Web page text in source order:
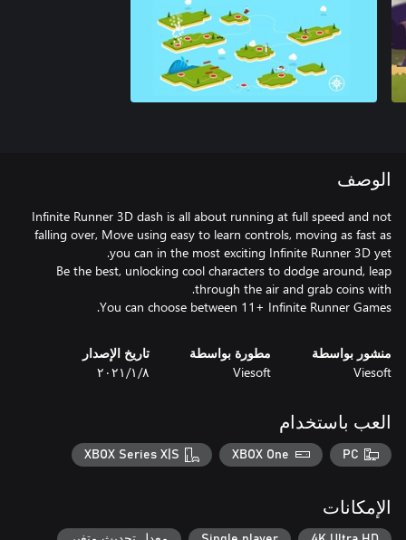
الوصف
Infinite Runner 3D dash is all about running at full speed and not
falling over, Move using easy to learn controls, moving as fast as
Be the best, unlocking cool characters to dodge around, leap
You can choose between 11+ Infinite Runner Games.
منشور بواسطة
Viesoft
مطورة بواسطة
Viesoft
تاريخ الإصدار
٨‏/١‏/٢٠٢١
العب باستخدام
PC
XBOX One
XBOX Series X|S
الإمكانات